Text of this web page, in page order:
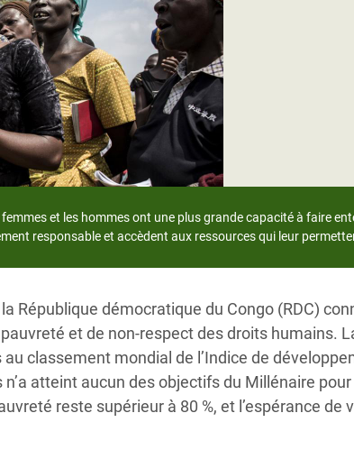
et
en Afrique de
Yémen
Réfugiés Rohingyas
du Sud
Syrie
femmes et les hommes ont une plus grande capacité à faire
responsable et accèdent aux ressources qui leur
République démocratique du Congo (RDC)
et de non-respect des droits humains.
classement mondial de l’Indice de
n’a atteint aucun des objectifs du Millénaire pour
reste supérieur à 80 %, et l’espérance de